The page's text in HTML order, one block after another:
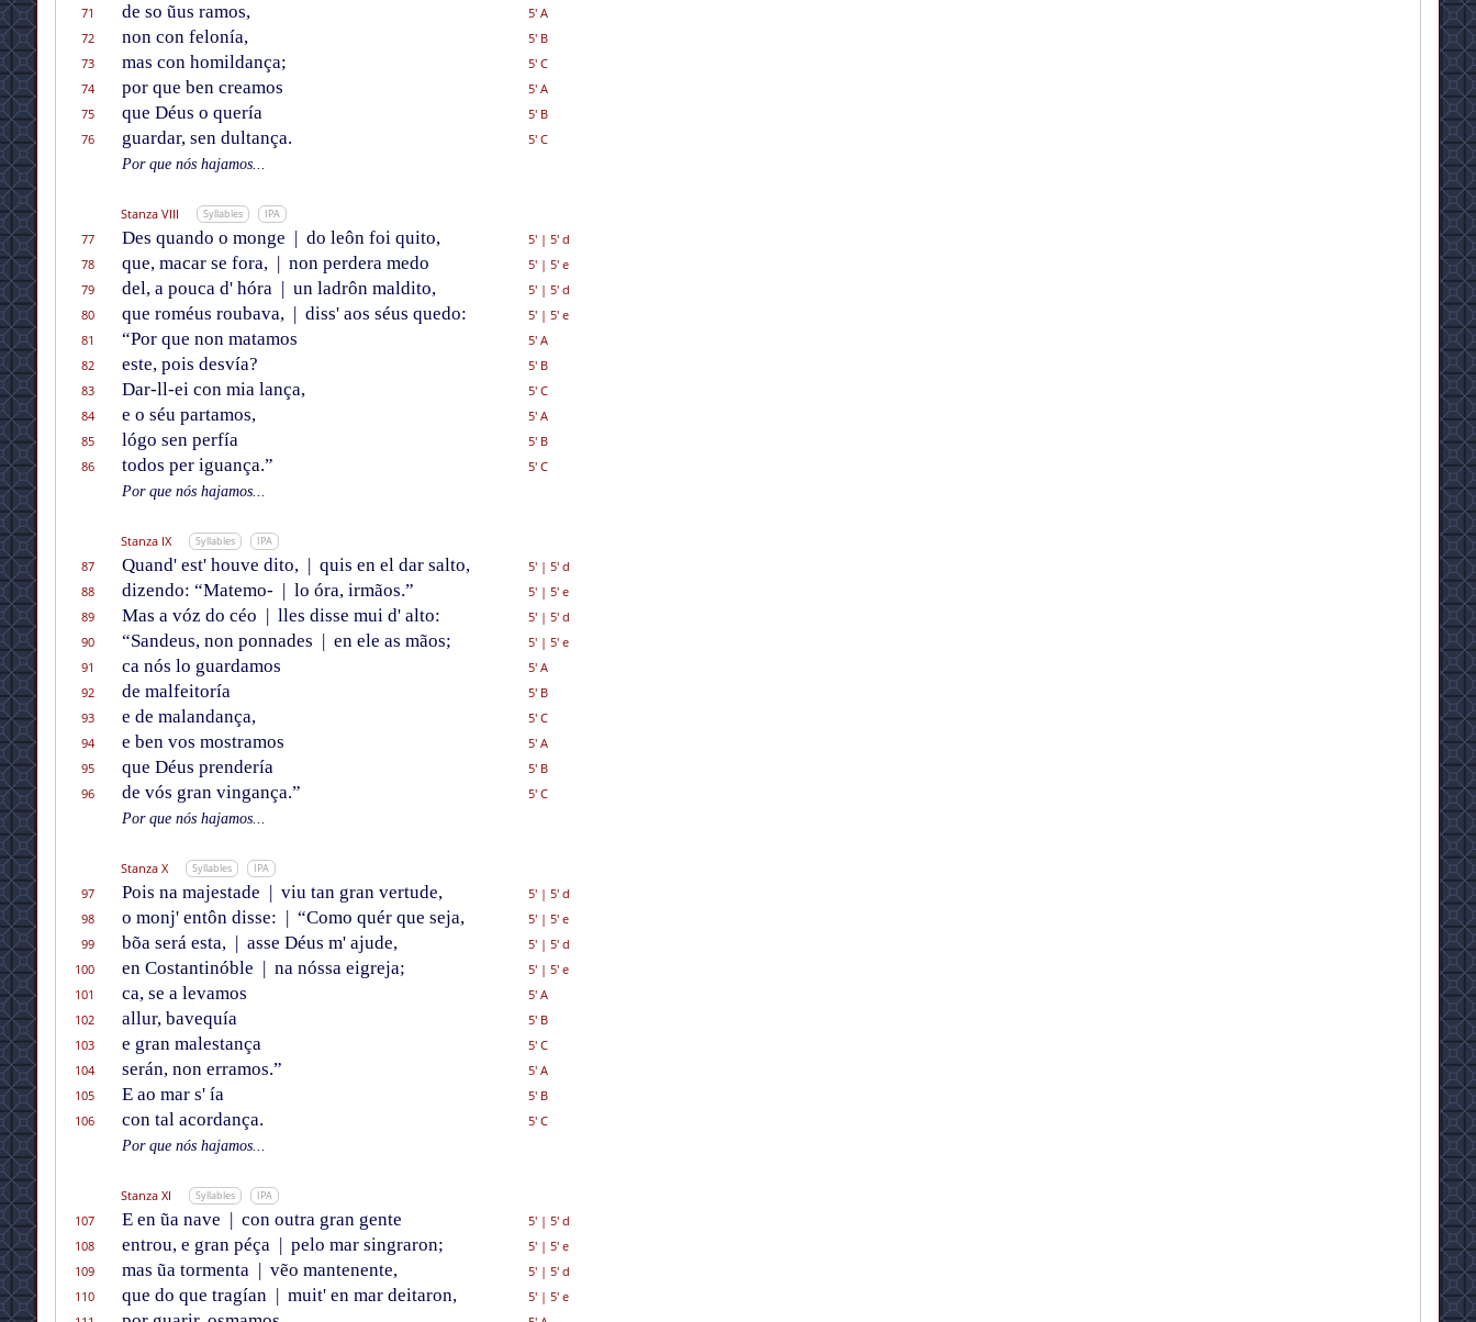
71
de so ũus ramos,
5' A
72
non con felonía,
5' B
73
mas con homildança;
5' C
74
por que ben creamos
5' A
75
que Déus o quería
5' B
76
guardar, sen dultança.
5' C
Por que nós hajamos...
Stanza VIII Syllables IPA
77 Des quando o monge | do leôn foi quito, 5'| 5' d
78
que, macar se fora, | non perdera medo 5'| 5' e
79
del, a pouca d' hóra | un ladrôn maldito, 5'| 5' d
80
que roméus roubava, | diss' aos séus quedo: 5'| 5' e
81
“Por que non matamos
5' A
82
este, pois desvía?
5' B
83
Dar-ll-ei con mia lança,
5' C
84
e o séu partamos,
5' A
85
lógo sen perfía
5' B
86
todos per iguança.”
5' C
Por que nós hajamos...
Stanza IX Syllables IPA
87 Quand' est' houve dito, | quis en el dar salto, 5'| 5' d
88
dizendo: “Matemo- | lo óra, irmãos.” 5'| 5' e
89
Mas a vóz do céo | lles disse mui d' alto: 5'| 5' d
90
“Sandeus, non ponnades | en ele as mãos; 5'| 5' e
91
ca nós lo guardamos
5' A
92
de malfeitoría
5' B
93
e de malandança,
5' C
94
e ben vos mostramos
5' A
95
que Déus prendería
5' B
96
de vós gran vingança.”
5' C
Por que nós hajamos...
Stanza X Syllables IPA
97 Pois na majestade | viu tan gran vertude, 5'| 5' d
98
o monj' entôn disse: | “Como quér que seja, 5'| 5' e
99
bõa será esta, | asse Déus m' ajude, 5'| 5' d
100
en Costantinóble | na nóssa eigreja; 5'| 5' e
101
ca, se a levamos
5' A
102
allur, bavequía
5' B
103
e gran malestança
5' C
104
serán, non erramos.”
5' A
105
E ao mar s' ía
5' B
106
con tal acordança.
5' C
Por que nós hajamos...
Stanza XI Syllables IPA
107 E en ũa nave | con outra gran gente 5'| 5' d
108
entrou, e gran péça | pelo mar singraron; 5'| 5' e
109
mas ũa tormenta | vẽo mantenente, 5'| 5' d
110
que do que tragían | muit' en mar deitaron, 5'| 5' e